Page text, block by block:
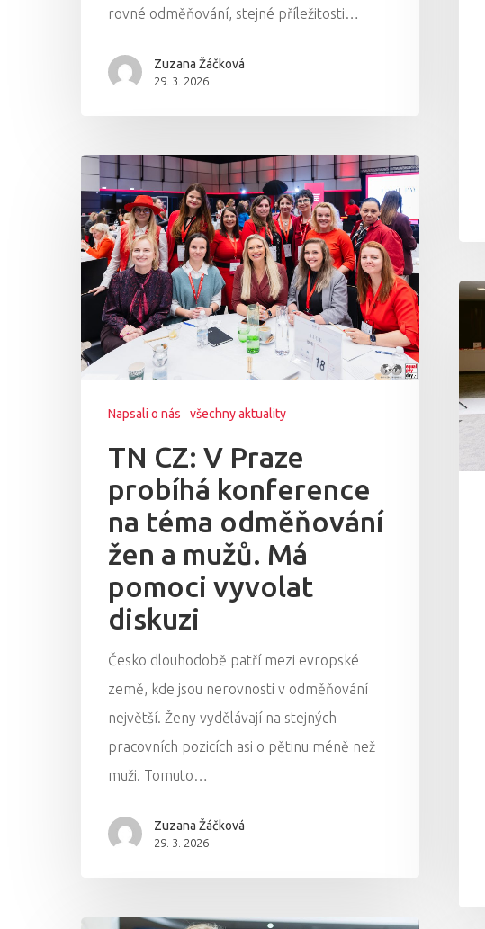
rovné odměňování, stejné příležitosti…
Zuzana Žáčková
29. 3. 2026
Napsali o nás všechny aktuality
TN CZ: V Praze
probíhá konference
na téma odměňování
žen a mužů. Má
pomoci vyvolat
diskuzi
Česko dlouhodobě patří mezi evropské
země, kde jsou nerovnosti v odměňování
největší. Ženy vydělávají na stejných
pracovních pozicích asi o pětinu méně než
muži. Tomuto…
Zuzana Žáčková
29. 3. 2026